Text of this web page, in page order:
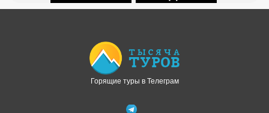
Горящие туры в Телеграм